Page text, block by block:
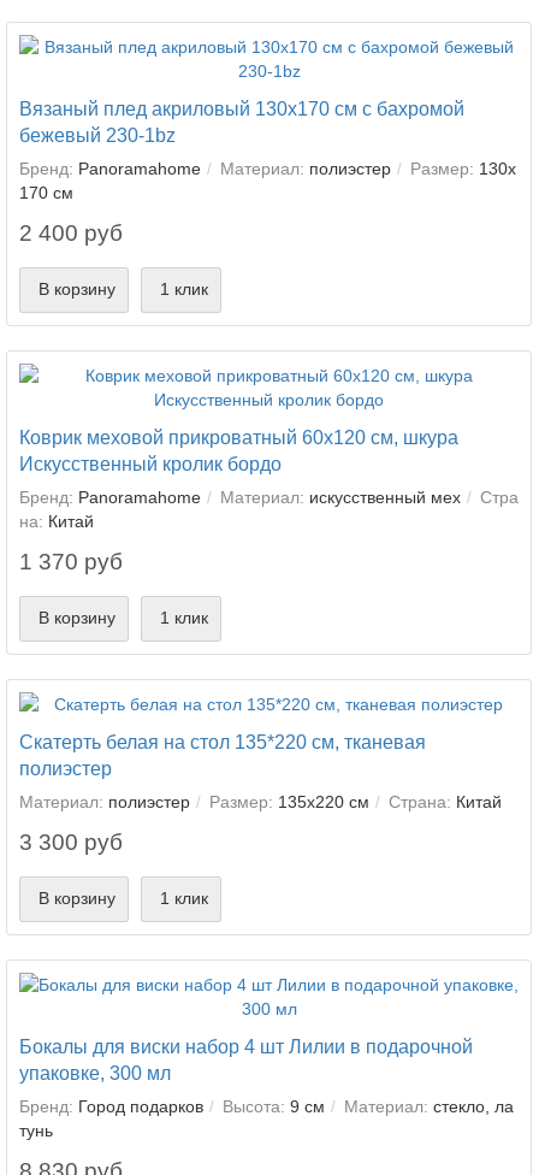
Вязаный плед акриловый 130х170 см с бахромой
бежевый 230-1bz
Бренд: Panoramahome Материал: полиэстер Размер: 130х
170 см
2 400 руб
В корзину 1 клик
Коврик меховой прикроватный 60х120 см, шкура
Искусственный кролик бордо
Бренд: Panoramahome Материал: искусственный мех
Стра
на: Китай
1 370 руб
В корзину 1 клик
Скатерть белая на стол 135*220 см, тканевая
полиэстер
Материал: полиэстер Размер: 135х220 см Страна: Китай
3 300 руб
В корзину 1 клик
Бокалы для виски набор 4 шт Лилии в подарочной
упаковке, 300 мл
Бренд: Город подарков Высота: 9 см Материал: стекло, ла
тунь